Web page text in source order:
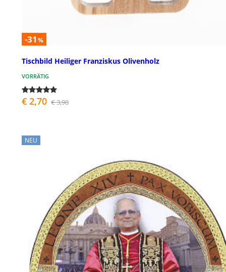
-31 %
Tischbild Heiliger Franziskus Olivenholz
VORRÄTIG
€ 2,70 € 3,90
NEU